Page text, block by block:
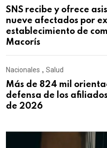
SNS recibe y ofrece
nueve afectados por
establecimiento de
Macorís
Nacionales , Salud
Más de 824 mil
defensa de los
de 2026